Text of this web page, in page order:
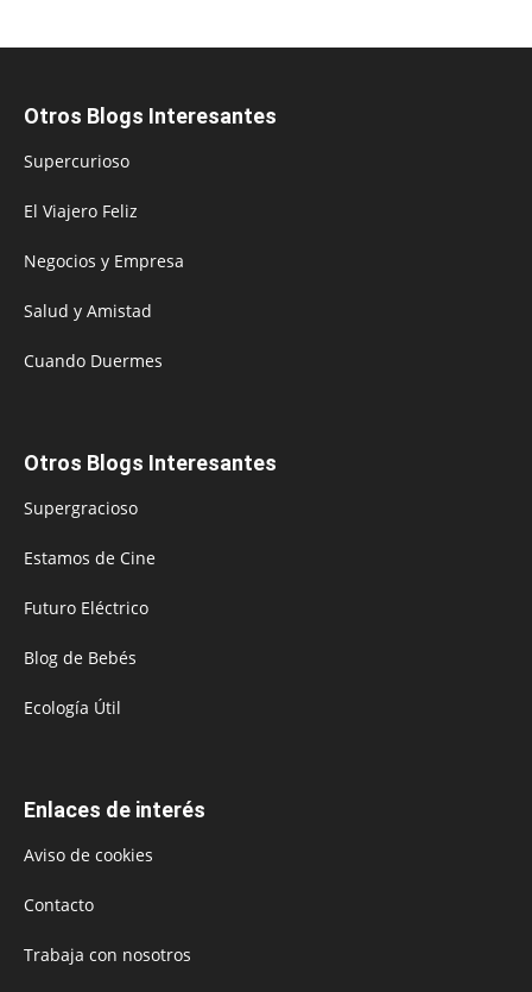
Otros Blogs Interesantes
Supercurioso
El Viajero Feliz
Negocios y Empresa
Salud y Amistad
Cuando Duermes
Otros Blogs Interesantes
Supergracioso
Estamos de Cine
Futuro Eléctrico
Blog de Bebés
Ecología Útil
Enlaces de interés
Aviso de cookies
Contacto
Trabaja con nosotros